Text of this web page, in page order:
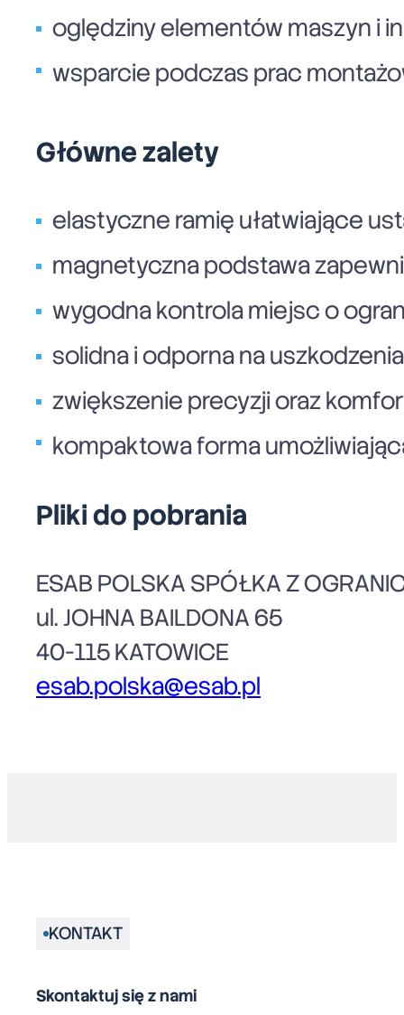
oględziny elementów maszyn i
wsparcie podczas prac
Główne zalety
elastyczne ramię ułatwiające
magnetyczna podstawa
wygodna kontrola miejsc o
solidna i odporna na
zwiększenie precyzji oraz
kompaktowa forma
Pliki do pobrania
ESAB POLSKA SPÓŁKA Z
ul. JOHNA BAILDONA 65
40-115 KATOWICE
esab.polska@esab.pl
KONTAKT
Skontaktuj się z nami